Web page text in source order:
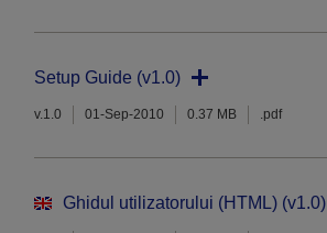
Setup Guide (v1.0)
v.1.0 01-Sep-2010 0.37 MB .pdf
Ghidul utilizatorului (HTML) (v1.0)